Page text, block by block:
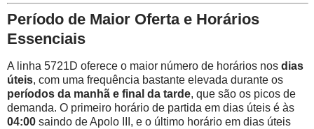
Período de Maior Oferta e Horários
Essenciais
A linha 5721D oferece o maior número de horários nos dias
úteis, com uma frequência bastante elevada durante os
períodos da manhã e final da tarde, que são os picos de
demanda. O primeiro horário de partida em dias úteis é às
04:00 saindo de Apolo III, e o último horário em dias úteis